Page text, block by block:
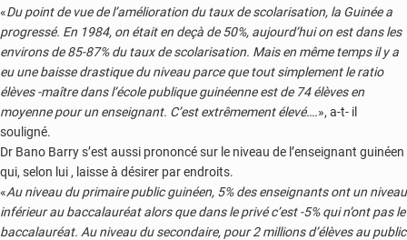
«Du point de vue de l’amélioration du taux de scolarisation, la Guinée a
progressé. En 1984, on était en deçà de 50%, aujourd’hui on est dans les
environs de 85-87% du taux de scolarisation. Mais en même temps il y a
eu une baisse drastique du niveau parce que tout simplement le ratio
élèves -maître dans l’école publique guinéenne est de 74 élèves en
moyenne pour un enseignant. C’est extrêmement élevé….», a-t- il
souligné.
Dr Bano Barry s’est aussi prononcé sur le niveau de l’enseignant guinéen
qui, selon lui , laisse à désirer par endroits.
«Au niveau du primaire public guinéen, 5% des enseignants ont un niveau
inférieur au baccalauréat alors que dans le privé c’est -5% qui n’ont pas le
baccalauréat. Au niveau du secondaire, pour 2 millions d’élèves au public